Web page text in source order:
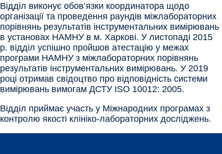
Відділ виконує обов’язки координатора щодо
організації та проведення раундів міжлабораторних
порівнянь результатів інструментальних вимірювань
в установах НАМНУ в м. Харкові. У листопаді 2015
р. відділ успішно пройшов атестацію у межах
програми НАМНУ з міжлабораторних порівнянь
результатів інструментальних вимірювань. У 2019
році отримав свідоцтво про відповідність системи
вимірювань вимогам ДСТУ ISO 10012: 2005.
Відділ приймає участь у Міжнародних програмах з
контролю якості клініко-лабораторних досліджень.